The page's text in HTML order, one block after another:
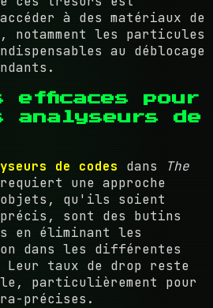
à des matériaux de
les particules
au déblocage
efficaces pour
analyseurs de
de codes dans
The
une approche
objets, qu'ils soient
sont des butins
en éliminant les
dans les différentes
taux de drop reste
particulièrement pour
précises.